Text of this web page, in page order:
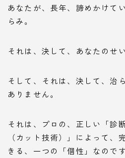
あなたが、長年、諦めかけて
らみ。
それは、決して、あなたのせ
そして、それは、決して、治
ありません。
それは、プロの、正しい「診
（カット技術）」によって、
きる、一つの「個性」なのです